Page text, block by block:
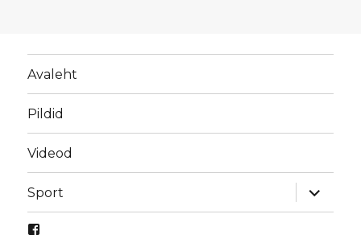
Avaleht
Pildid
Videod
Sport
laienda